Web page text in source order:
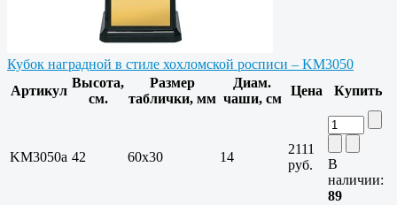
Кубок наградной в стиле хохломской росписи – KM3050
Артикул
Высота,
см.
Размер
таблички, мм
Диам.
чаши, см
Цена Купить
KM3050a 42 60х30 14
2111
руб.
В
наличии:
89